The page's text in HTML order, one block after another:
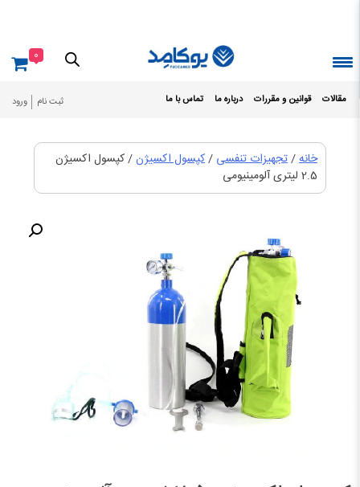
مقالات قوانین و مقررات درباره ما تماس با ما ثبت نام ورود
0
خانه/تجهیزات تنفسی /کپسول اکسیژن/ کپسول اکسیژن
2.5 لیتری آلومینیومی